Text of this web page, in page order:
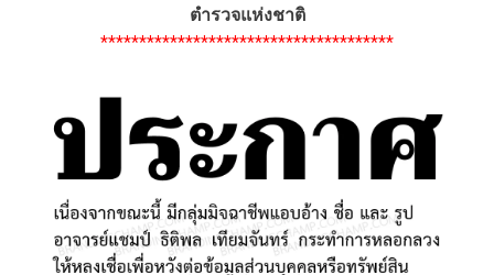
ตำรวจแห่งชาติ
**************************************